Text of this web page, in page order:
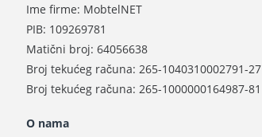
Ime firme: MobtelNET
PIB: 109269781
Matični broj:64056638
Broj tekućeg računa: 265-1040310002791-27
Broj tekućeg računa: 265-1000000164987-81
O nama